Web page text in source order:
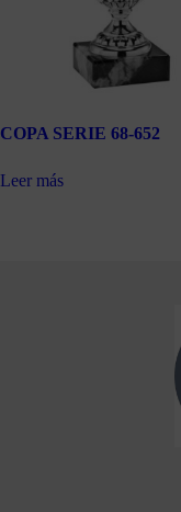
COPA SERIE 68-652
Leer más